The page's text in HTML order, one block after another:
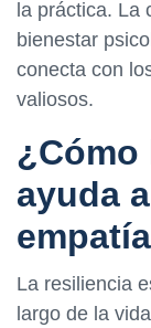
la práctica. La
bienestar
conecta con
valiosos.
ayuda
La resiliencia
largo de la